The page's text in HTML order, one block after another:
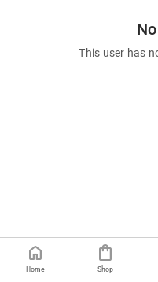
This user has
home
Home
shopping_bag
Shop